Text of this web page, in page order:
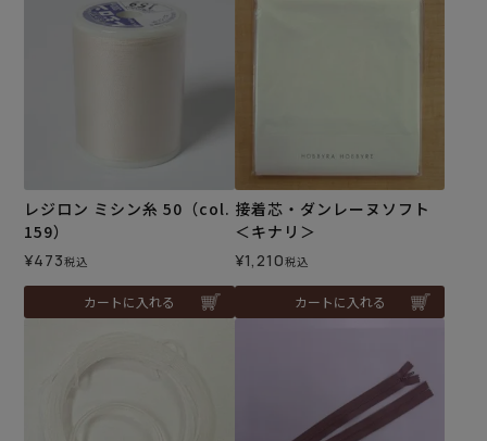
レジロン ミシン糸 50（col.
159）
¥473税込
カートに入れる
接着芯・ダンレーヌソフト
＜キナリ＞
¥1,210税込
カートに入れる